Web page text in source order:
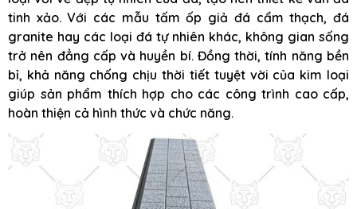
tinh xảo. Với các mẫu tấm ốp giả đá cẩm thạch, đá
granite hay các loại đá tự nhiên khác, không gian sống
trở nên đẳng cấp và huyền bí. Đồng thời, tính năng bền
bỉ, khả năng chống chịu thời tiết tuyệt vời của kim loại
giúp sản phẩm thích hợp cho các công trình cao cấp,
hoàn thiện cả hình thức và chức năng.